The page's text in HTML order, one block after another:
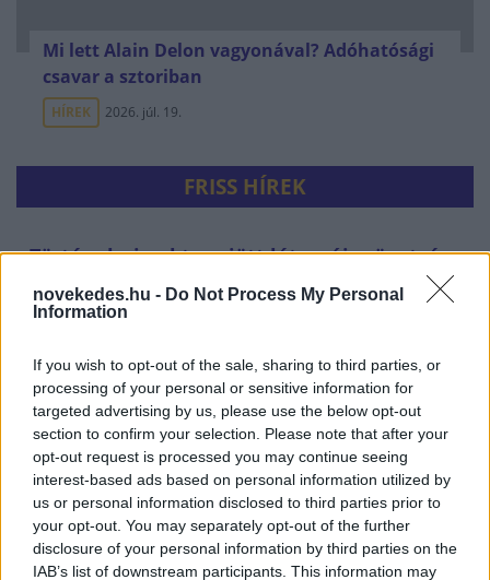
novekedes.hu - Do Not Process My Personal
Information
If you wish to opt-out of the sale, sharing to third parties, or
processing of your personal or sensitive information for
targeted advertising by us, please use the below opt-out
section to confirm your selection. Please note that after your
opt-out request is processed you may continue seeing
interest-based ads based on personal information utilized by
us or personal information disclosed to third parties prior to
your opt-out. You may separately opt-out of the further
disclosure of your personal information by third parties on the
IAB’s list of downstream participants. This information may
Mi lett Alain Delon vagyonával? Adóhatósági
csavar a sztoriban
HÍREK 2026. júl. 19.
FRISS HÍREK
Történelmi paktum jött létre: új szövetség
védi a Vörös-tenger békéjét
GLOBÁL egy órája
Menesztették a Nemzeti Kommunikációs